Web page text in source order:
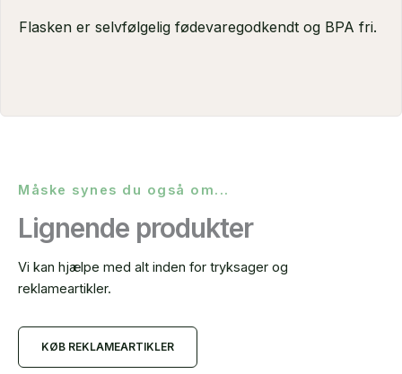
Flasken er selvfølgelig fødevaregodkendt og BPA fri.
Måske synes du også om...
Lignende produkter
Vi kan hjælpe med alt inden for tryksager og
reklameartikler.
KØB REKLAMEARTIKLER